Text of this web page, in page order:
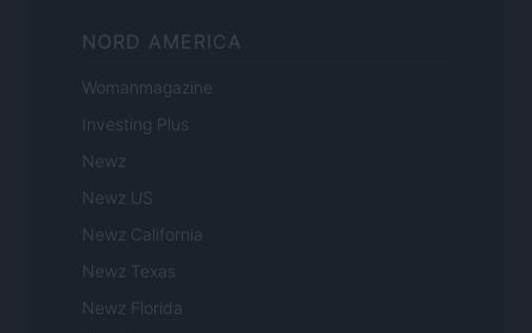
NORD AMERICA
Womanmagazine
Investing Plus
Newz
Newz US
Newz California
Newz Texas
Newz Florida